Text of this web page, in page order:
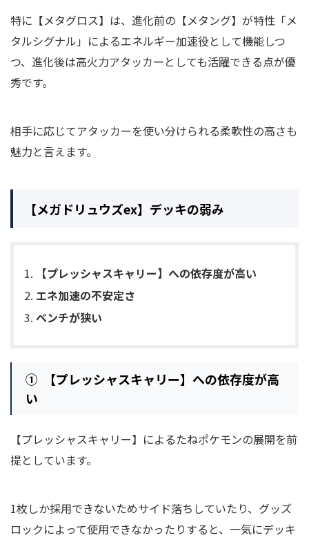
特に【メタグロス】は、進化前の【メタング】が特性「メ
タルシグナル」によるエネルギー加速役として機能しつ
つ、進化後は高火力アタッカーとしても活躍できる点が優
秀です。
相手に応じてアタッカーを使い分けられる柔軟性の高さも
魅力と言えます。
【メガドリュウズex】デッキの弱み
【プレッシャスキャリー】への依存度が高い
エネ加速の不安定さ
ベンチが狭い
① 【プレッシャスキャリー】への依存度が高
い
【プレッシャスキャリー】によるたねポケモンの展開を前
提としています。
1枚しか採用できないためサイド落ちしていたり、グッズ
ロックによって使用できなかったりすると、一気にデッキ